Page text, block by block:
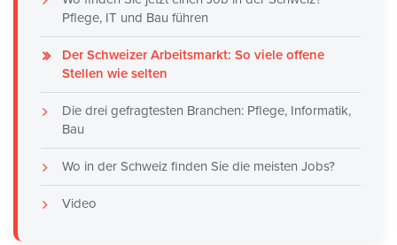
Pflege, IT und Bau führen
Der Schweizer Arbeitsmarkt: So viele offene
Stellen wie selten
Die drei gefragtesten Branchen: Pflege, Informatik,
Bau
Wo in der Schweiz finden Sie die meisten Jobs?
Video